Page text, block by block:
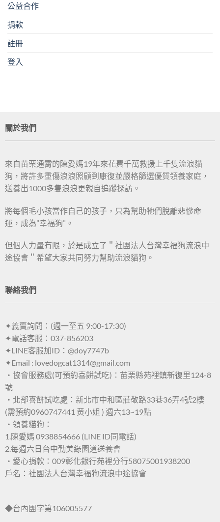
公益合作
捐款
註冊
登入
關於我們
來自苗栗通霄的陳愛媽19年來花費千萬救援上千隻流浪貓
狗，將許多重傷浪浪照顧到康復並嚴格篩選優質領養家庭，
送養出1000多隻浪浪更親自追蹤探訪。
將每個毛小孩當作自己的孩子，只為幫助牠們脫離悲慘命
運，成為”幸福狗”。
但個人力量有限，於是成立了＂社團法人台灣幸福狗流浪中
途協會＂希望大家共同努力幫助流浪貓狗。
聯絡我們
✦義賣詢問：(週一至五 9:00-17:30)
✦電話客服：037-856203
✦LINE客服加ID：@doy7747b
✦Email : lovedogcat1314@gmail.com
・協會服務處(可預約喜餅試吃)：苗栗縣苑裡鎮新復里124-8
號
・北部喜餅試吃處：新北市中和區莊敬路33巷36弄4號2樓
(需預約0960747441 黃小姐 ) 週六13~19點
・領養貓狗：
1.陳愛媽 0938854666 (LINE ID同電話)
2.每週六日台中勤美綠園道送養會
・愛心捐款：009彰化銀行苑裡分行58075001938200
戶名：社團法人台灣幸福狗流浪中途協會
◆台內團字第106005577